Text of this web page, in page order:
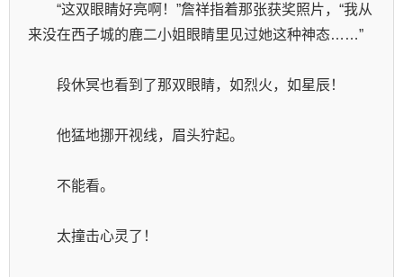
“这双眼睛好亮啊！”詹祥指着那张获奖照片，“我从
来没在西子城的鹿二小姐眼睛里见过她这种神态……”
段休冥也看到了那双眼睛，如烈火，如星辰！
他猛地挪开视线，眉头狞起。
不能看。
太撞击心灵了！